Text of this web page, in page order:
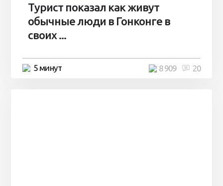
Турист показал как живут
обычные люди в Гонконге в
своих ...
5 минут 20
8 909